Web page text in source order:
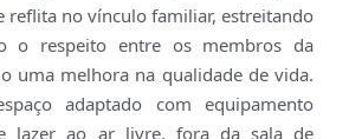
reflita no vínculo familiar, estreitando
o respeito entre os membros da
uma melhora na qualidade de vida.
adaptado com equipamento
lazer ao ar livre, fora da sala de